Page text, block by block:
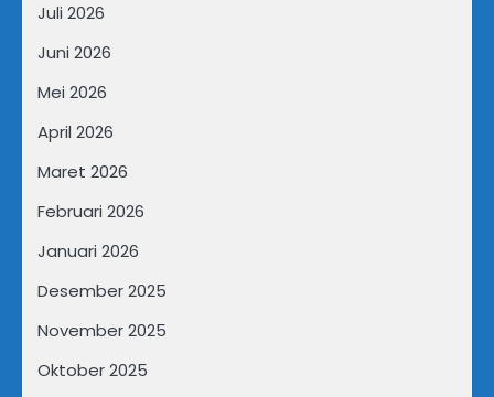
Juli 2026
Juni 2026
Mei 2026
April 2026
Maret 2026
Februari 2026
Januari 2026
Desember 2025
November 2025
Oktober 2025